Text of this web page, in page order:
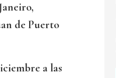
de Puerto
a las